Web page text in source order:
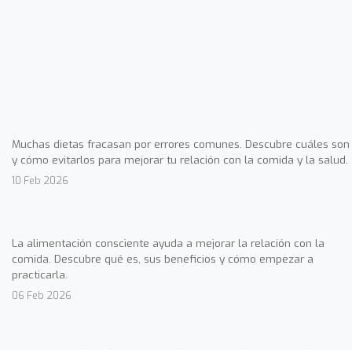
Muchas dietas fracasan por errores comunes. Descubre cuáles son
y cómo evitarlos para mejorar tu relación con la comida y la salud.
10 Feb 2026
La alimentación consciente ayuda a mejorar la relación con la
comida. Descubre qué es, sus beneficios y cómo empezar a
practicarla.
06 Feb 2026